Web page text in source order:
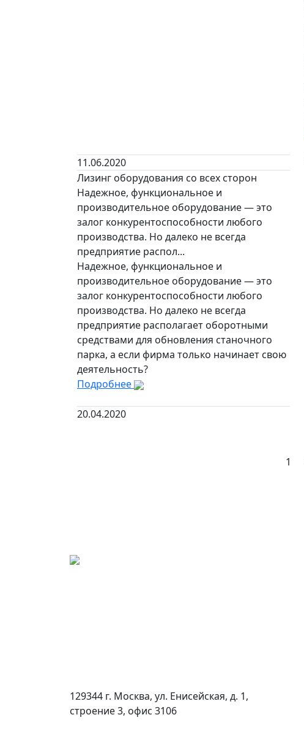
11.06.2020
Лизинг оборудования со всех сторон
Надежное, функциональное и
производительное оборудование — это
залог конкурентоспособности любого
производства. Но далеко не всегда
предприятие распол...
Надежное, функциональное и
производительное оборудование — это
залог конкурентоспособности любого
производства. Но далеко не всегда
предприятие располагает оборотными
средствами для обновления станочного
парка, а если фирма только начинает свою
деятельность?
Подробнее
20.04.2020
1
129344 г. Москва, ул. Енисейская, д. 1,
строение 3, офис 3106